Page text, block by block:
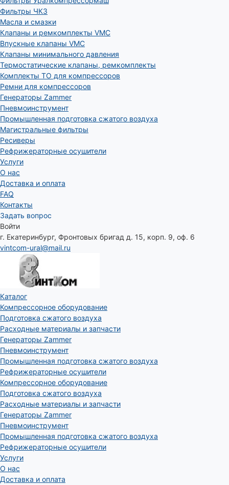
Фильтры ЧКЗ
Масла и смазки
Клапаны и ремкомплекты VMC
Впускные клапаны VMC
Клапаны минимального давления
Термостатические клапаны, ремкомплекты
Комплекты ТО для компрессоров
Ремни для компрессоров
Генераторы Zammer
Пневмоинструмент
Промышленная подготовка сжатого воздуха
Магистральные фильтры
Ресиверы
Рефрижераторные осушители
Услуги
О нас
Доставка и оплата
FAQ
Контакты
Задать вопрос
Войти
г. Екатеринбург, Фронтовых бригад д. 15, корп. 9, оф. 6
vintcom-ural@mail.ru
Каталог
Компрессорное оборудование
Подготовка сжатого воздуха
Расходные материалы и запчасти
Генераторы Zammer
Пневмоинструмент
Промышленная подготовка сжатого воздуха
Рефрижераторные осушители
Компрессорное оборудование
Подготовка сжатого воздуха
Расходные материалы и запчасти
Генераторы Zammer
Пневмоинструмент
Промышленная подготовка сжатого воздуха
Рефрижераторные осушители
Услуги
О нас
Доставка и оплата